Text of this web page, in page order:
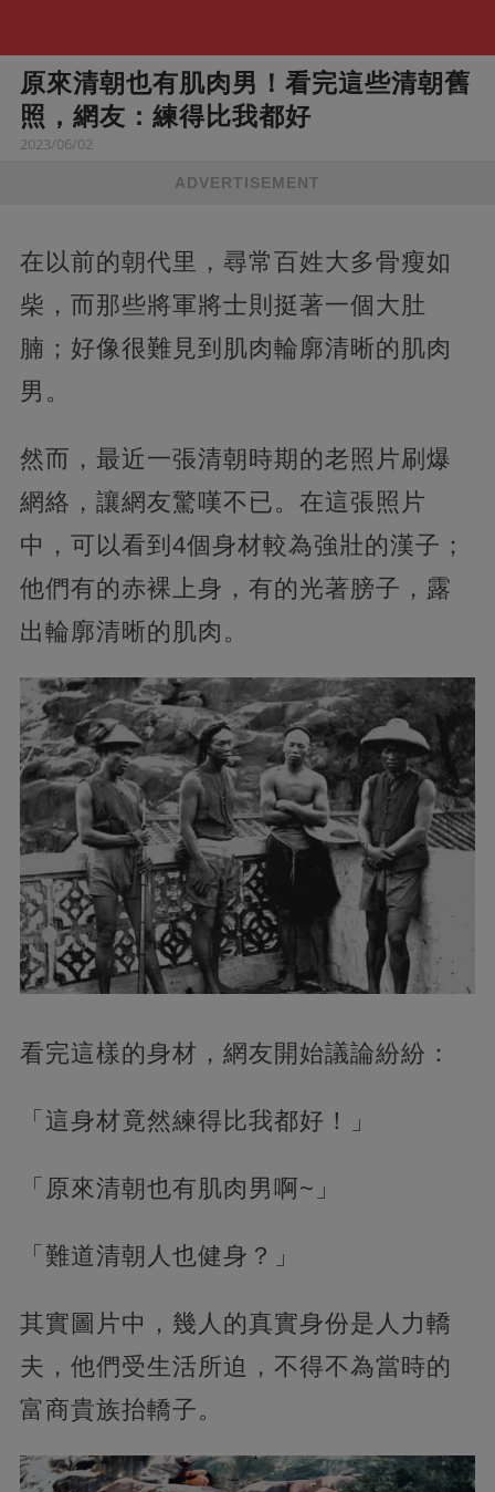
原來清朝也有肌肉男！看完這些清朝舊
照，網友：練得比我都好
2023/06/02
ADVERTISEMENT
在以前的朝代里，尋常百姓大多骨瘦如
柴，而那些將軍將士則挺著一個大肚
腩；好像很難見到肌肉輪廓清晰的肌肉
男。
然而，最近一張清朝時期的老照片刷爆
網絡，讓網友驚嘆不已。在這張照片
中，可以看到4個身材較為強壯的漢子；
他們有的赤裸上身，有的光著膀子，露
出輪廓清晰的肌肉。
看完這樣的身材，網友開始議論紛紛：
「這身材竟然練得比我都好！」
「原來清朝也有肌肉男啊~」
「難道清朝人也健身？」
其實圖片中，幾人的真實身份是人力轎
夫，他們受生活所迫，不得不為當時的
富商貴族抬轎子。